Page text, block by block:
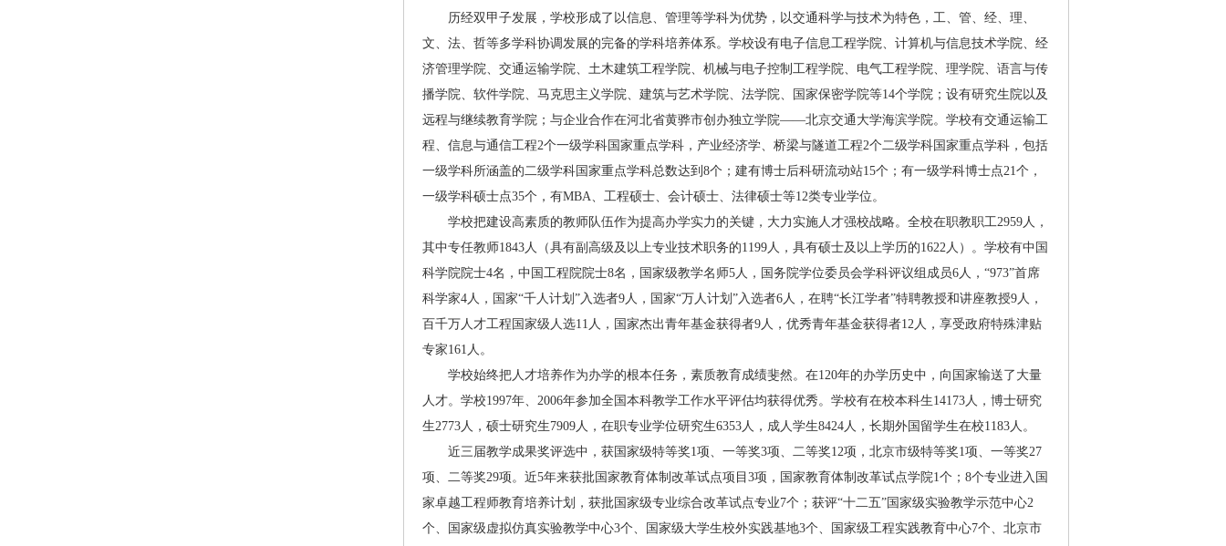
历经双甲子发展，学校形成了以信息、管理等学科为优势，以交通科学与技术为特色，工、管、经、理、
文、法、哲等多学科协调发展的完备的学科培养体系。学校设有电子信息工程学院、计算机与信息技术学院、经
济管理学院、交通运输学院、土木建筑工程学院、机械与电子控制工程学院、电气工程学院、理学院、语言与传
播学院、软件学院、马克思主义学院、建筑与艺术学院、法学院、国家保密学院等14个学院；设有研究生院以及
远程与继续教育学院；与企业合作在河北省黄骅市创办独立学院——北京交通大学海滨学院。学校有交通运输工
程、信息与通信工程2个一级学科国家重点学科，产业经济学、桥梁与隧道工程2个二级学科国家重点学科，包括
一级学科所涵盖的二级学科国家重点学科总数达到8个；建有博士后科研流动站15个；有一级学科博士点21个，
一级学科硕士点35个，有MBA、工程硕士、会计硕士、法律硕士等12类专业学位。
学校把建设高素质的教师队伍作为提高办学实力的关键，大力实施人才强校战略。全校在职教职工2959人，
其中专任教师1843人（具有副高级及以上专业技术职务的1199人，具有硕士及以上学历的1622人）。学校有中国
科学院院士4名，中国工程院院士8名，国家级教学名师5人，国务院学位委员会学科评议组成员6人，“973”首席
科学家4人，国家“千人计划”入选者9人，国家“万人计划”入选者6人，在聘“长江学者”特聘教授和讲座教授9人，
百千万人才工程国家级人选11人，国家杰出青年基金获得者9人，优秀青年基金获得者12人，享受政府特殊津贴
专家161人。
学校始终把人才培养作为办学的根本任务，素质教育成绩斐然。在120年的办学历史中，向国家输送了大量
人才。学校1997年、2006年参加全国本科教学工作水平评估均获得优秀。学校有在校本科生14173人，博士研究
生2773人，硕士研究生7909人，在职专业学位研究生6353人，成人学生8424人，长期外国留学生在校1183人。
近三届教学成果奖评选中，获国家级特等奖1项、一等奖3项、二等奖12项，北京市级特等奖1项、一等奖27
项、二等奖29项。近5年来获批国家教育体制改革试点项目3项，国家教育体制改革试点学院1个；8个专业进入国
家卓越工程师教育培养计划，获批国家级专业综合改革试点专业7个；获评“十二五”国家级实验教学示范中心2
个、国家级虚拟仿真实验教学中心3个、国家级大学生校外实践基地3个、国家级工程实践教育中心7个、北京市